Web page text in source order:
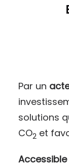
Par un
solutions
CO2 et
Accessible